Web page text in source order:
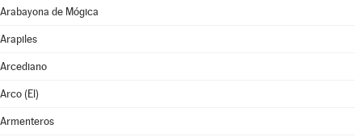
Arabayona de Mógica
Arapiles
Arcediano
Arco (El)
Armenteros